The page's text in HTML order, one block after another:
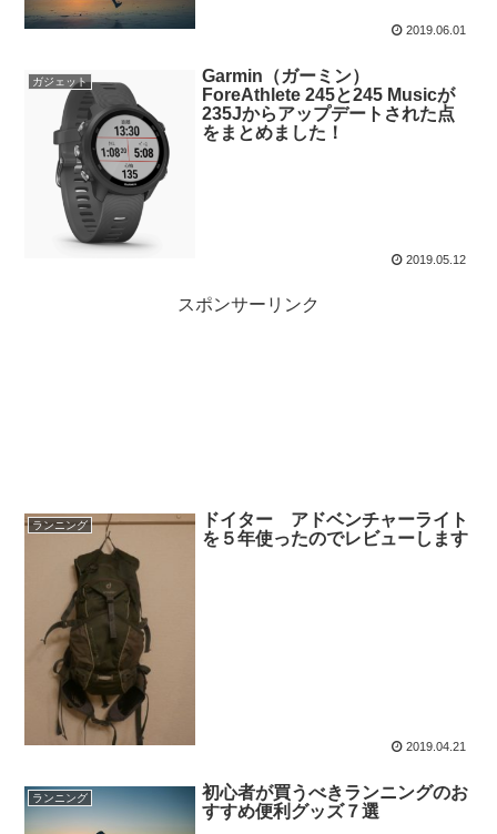
2019.06.01
ガジェット
Garmin（ガーミン）
ForeAthlete 245と245 Musicが
235Jからアップデートされた点
をまとめました！
2019.05.12
スポンサーリンク
ランニング
ドイター アドベンチャーライト
を５年使ったのでレビューします
2019.04.21
ランニング
初心者が買うべきランニングのお
すすめ便利グッズ７選